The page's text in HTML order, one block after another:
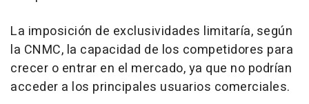
La imposición de exclusividades limitaría, según
la CNMC, la capacidad de los competidores para
crecer o entrar en el mercado, ya que no podrían
acceder a los principales usuarios comerciales.